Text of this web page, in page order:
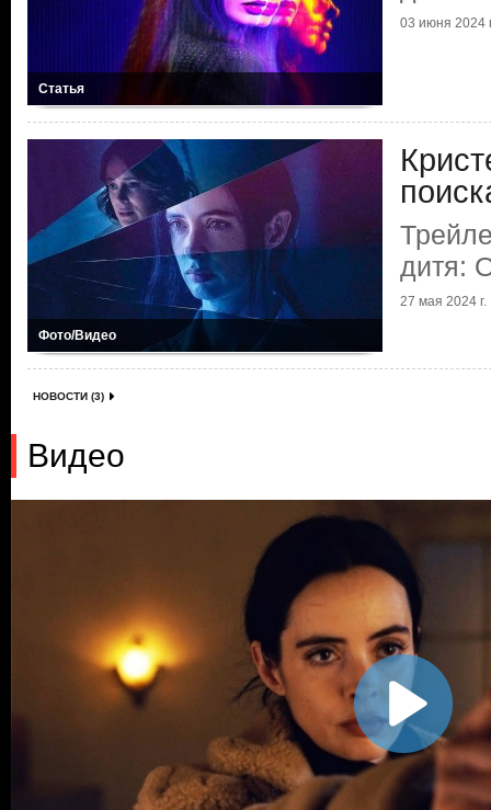
Статья
03 июня 2024
Фото/Видео
дитя:
27 мая 2024 г.
НОВОСТИ (3)
Видео